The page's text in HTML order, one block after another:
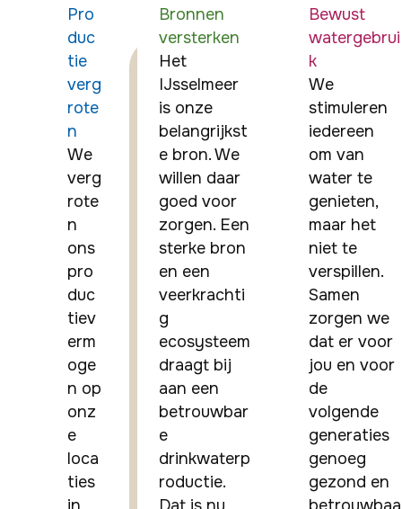
Pro
duc
tie
verg
rote
n
We
verg
rote
n
ons
pro
duc
tiev
erm
oge
n op
onz
e
loca
ties
Bronnen
versterken
Het
IJsselmeer
is onze
belangrijkst
e bron. We
willen daar
goed voor
zorgen. Een
sterke bron
en een
veerkrachti
g
ecosysteem
draagt bij
aan een
betrouwbar
e
drinkwaterp
roductie.
Bewust
watergebrui
k
We
stimuleren
iedereen
om van
water te
genieten,
maar het
niet te
verspillen.
Samen
zorgen we
dat er voor
jou en voor
de
volgende
generaties
genoeg
gezond en